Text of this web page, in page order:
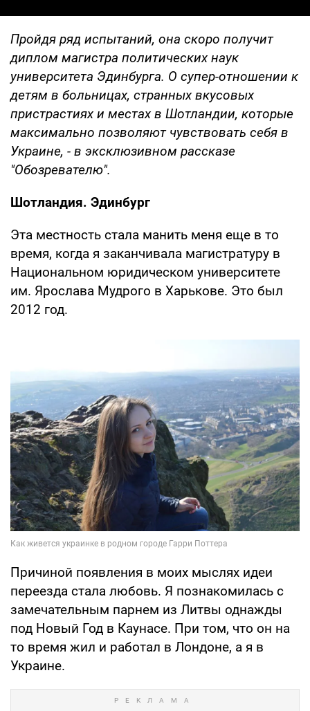
Пройдя ряд испытаний, она скоро получит
диплом магистра политических наук
университета Эдинбурга. О супер-отношении к
детям в больницах, странных вкусовых
пристрастиях и местах в Шотландии, которые
максимально позволяют чувствовать себя в
Украине, - в эксклюзивном рассказе
"Обозревателю".
Шотландия. Эдинбург
Эта местность стала манить меня еще в то
время, когда я заканчивала магистратуру в
Национальном юридическом университете
им. Ярослава Мудрого в Харькове. Это был
2012 год.
Причиной появления в моих мыслях идеи
переезда стала любовь. Я познакомилась с
замечательным парнем из Литвы однажды
под Новый Год в Каунасе. При том, что он на
то время жил и работал в Лондоне, а я в
Украине.